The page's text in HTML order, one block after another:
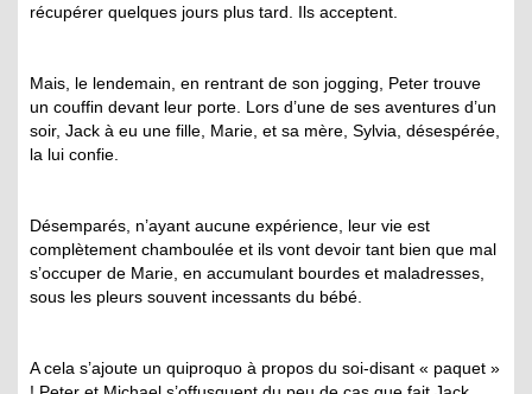
récupérer quelques jours plus tard. Ils acceptent.
Mais, le lendemain, en rentrant de son jogging, Peter trouve
un couffin devant leur porte. Lors d’une de ses aventures d’un
soir, Jack à eu une fille, Marie, et sa mère, Sylvia, désespérée,
la lui confie.
Désemparés, n’ayant aucune expérience, leur vie est
complètement chamboulée et ils vont devoir tant bien que mal
s’occuper de Marie, en accumulant bourdes et maladresses,
sous les pleurs souvent incessants du bébé.
A cela s’ajoute un quiproquo à propos du soi-disant « paquet »